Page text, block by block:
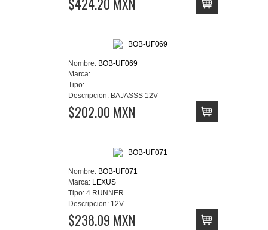
Nombre: BOB-UF069
Marca:
Tipo:
Descripcion: BAJASSS 12V
$202.00 MXN
Nombre: BOB-UF071
Marca: LEXUS
Tipo: 4 RUNNER
Descripcion: 12V
$238.09 MXN